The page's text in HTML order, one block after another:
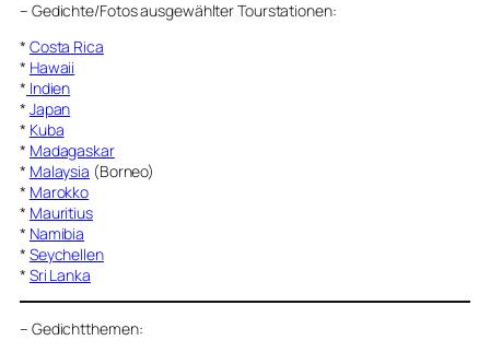
– Gedichte/Fotos ausgewählter Tourstationen:
* Costa Rica
* Hawaii
* Indien
* Japan
* Kuba
* Madagaskar
* Malaysia (Borneo)
* Marokko
* Mauritius
* Namibia
* Seychellen
* Sri Lanka
– Gedichtthemen: